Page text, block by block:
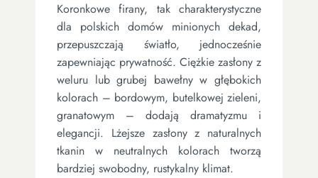
Koronkowe firany, tak charakterystyczne
dla polskich domów minionych dekad,
przepuszczają światło, jednocześnie
zapewniając prywatność. Ciężkie zasłony z
weluru lub grubej bawełny w głębokich
kolorach – bordowym, butelkowej zieleni,
granatowym – dodają dramatyzmu i
elegancji. Lżejsze zasłony z naturalnych
tkanin w neutralnych kolorach tworzą
bardziej swobodny, rustykalny klimat.